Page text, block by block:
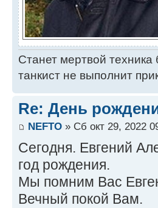
Станет мертвой
танкист не выполнит
Re: День
NEFTO » Сб окт 29, 2022
Сегодня. Евгений
год рождения.
Мы помним Вас
Вечный покой Вам.